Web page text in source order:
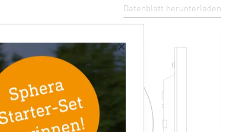
×
Datenblatt herunterladen